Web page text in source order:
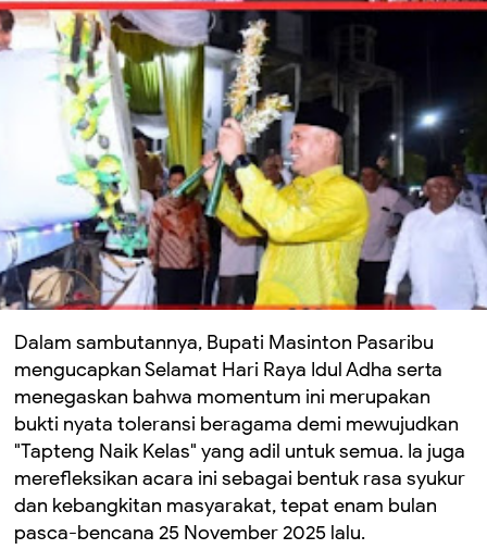
Dalam sambutannya, Bupati Masinton Pasaribu
mengucapkan Selamat Hari Raya Idul Adha serta
menegaskan bahwa momentum ini merupakan
bukti nyata toleransi beragama demi mewujudkan
"Tapteng Naik Kelas" yang adil untuk semua. Ia juga
merefleksikan acara ini sebagai bentuk rasa syukur
dan kebangkitan masyarakat, tepat enam bulan
pasca-bencana 25 November 2025 lalu.